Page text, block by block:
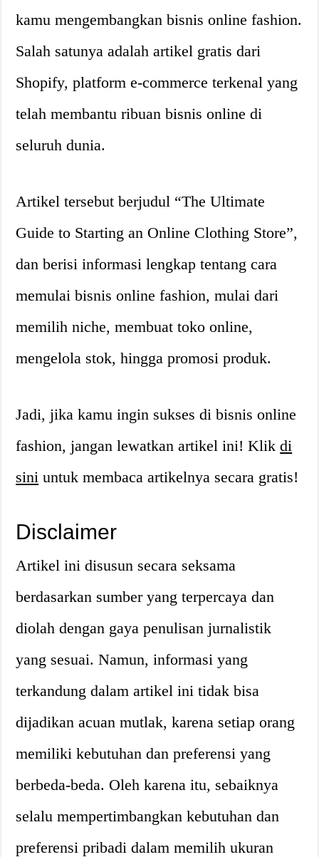
kamu mengembangkan bisnis online fashion.
Salah satunya adalah artikel gratis dari
Shopify, platform e-commerce terkenal yang
telah membantu ribuan bisnis online di
seluruh dunia.
Artikel tersebut berjudul “The Ultimate
Guide to Starting an Online Clothing Store”,
dan berisi informasi lengkap tentang cara
memulai bisnis online fashion, mulai dari
memilih niche, membuat toko online,
mengelola stok, hingga promosi produk.
Jadi, jika kamu ingin sukses di bisnis online
fashion, jangan lewatkan artikel ini! Klikdi
sini untuk membaca artikelnya secara gratis!
Disclaimer
Artikel ini disusun secara seksama
berdasarkan sumber yang terpercaya dan
diolah dengan gaya penulisan jurnalistik
yang sesuai. Namun, informasi yang
terkandung dalam artikel ini tidak bisa
dijadikan acuan mutlak, karena setiap orang
memiliki kebutuhan dan preferensi yang
berbeda-beda. Oleh karena itu, sebaiknya
selalu mempertimbangkan kebutuhan dan
preferensi pribadi dalam memilih ukuran